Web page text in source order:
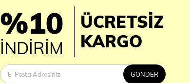
%10
İNDİRİM
ÜCRETSİZ
KARGO
GÖNDER